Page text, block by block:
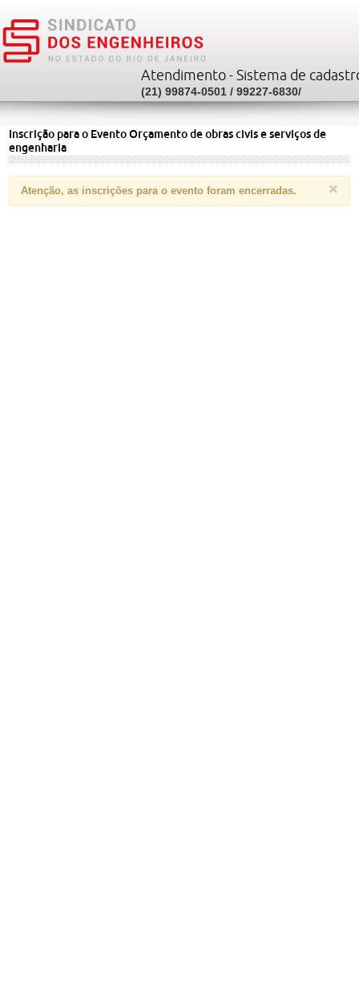
Atendimento - Sistema de
(21) 99874-0501 / 99227-6830/
Inscrição para o Evento Orçamento de obras civis e serviços de
engenharia
×
Atenção, as inscrições para o evento foramencerradas.